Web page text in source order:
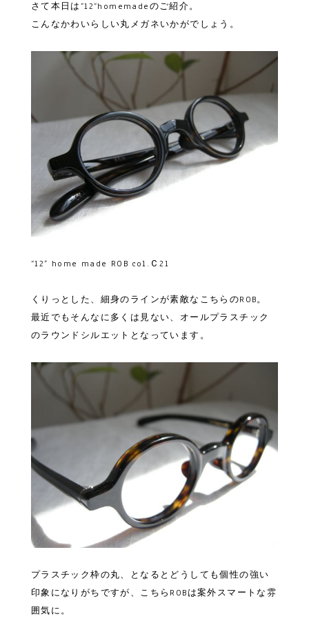
さて本日は”12”homemadeのご紹介。
こんなかわいらしい丸メガネいかがでしょう。
“12” home made ROB col.Ｃ21
くりっとした、細身のラインが素敵なこちらのROB。
最近でもそんなに多くは見ない、オールプラスチック
のラウンドシルエットとなっています。
プラスチック枠の丸、となるとどうしても個性の強い
印象になりがちですが、こちらROBは案外スマートな雰
囲気に。